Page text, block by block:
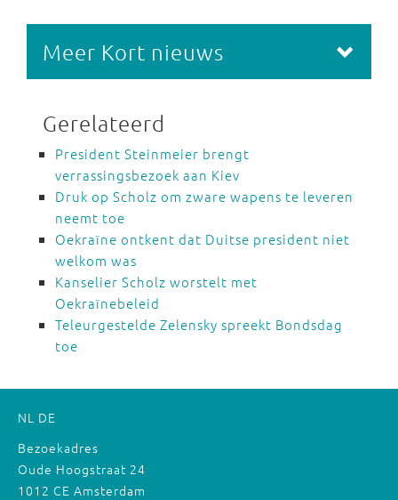
Meer Kort nieuws
Gerelateerd
President Steinmeier brengt
verrassingsbezoek aan Kiev
Druk op Scholz om zware wapens te leveren
neemt toe
Oekraïne ontkent dat Duitse president niet
welkom was
Kanselier Scholz worstelt met
Oekraïnebeleid
Teleurgestelde Zelensky spreekt Bondsdag
toe
NL DE
Bezoekadres
Oude Hoogstraat 24
1012 CE Amsterdam